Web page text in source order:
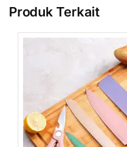
Produk Terkait